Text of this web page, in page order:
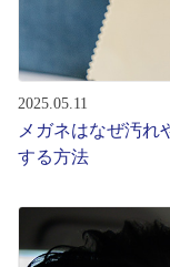
2025.05.11
メガネはなぜ汚
する方法